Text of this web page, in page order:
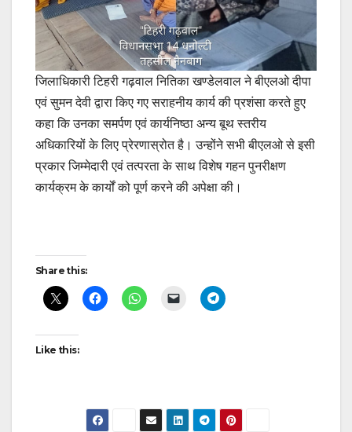
जिलाधिकारी टिहरी गढ़वाल नितिका खण्डेलवाल ने बीएलओ दीपा
एवं सुमन देवी द्वारा किए गए सराहनीय कार्य की प्रशंसा करते हुए
कहा कि उनका समर्पण एवं कार्यनिष्ठा अन्य बूथ स्तरीय
अधिकारियों के लिए प्रेरणास्रोत है। उन्होंने सभी बीएलओ से इसी
प्रकार जिम्मेदारी एवं तत्परता के साथ विशेष गहन पुनरीक्षण
कार्यक्रम के कार्यों को पूर्ण करने की अपेक्षा की।
Post
navigation
Share this:
Like this: